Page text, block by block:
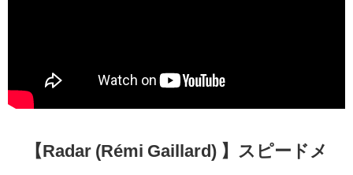
【Radar (Rémi Gaillard) 】スピードメ